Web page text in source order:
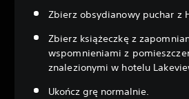
Zbierz obsydianowy puchar z
Zbierz książeczkę z
wspomnieniami z
znalezionymi w hotelu
Ukończ grę normalnie.